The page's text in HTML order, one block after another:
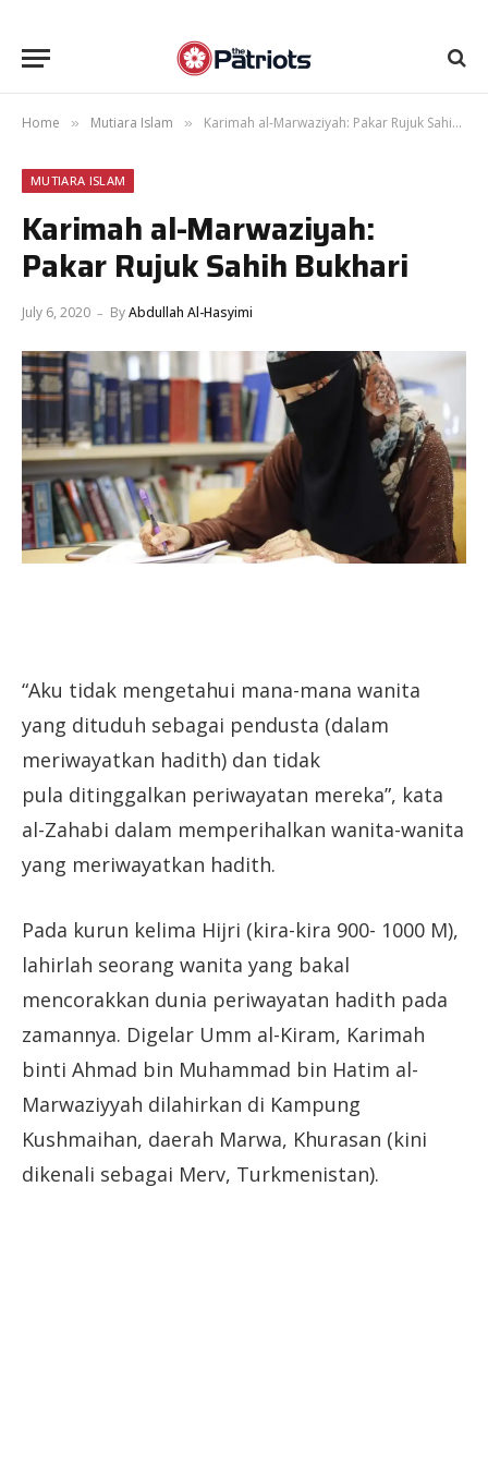
Home » Mutiara Islam » Karimah al-Marwaziyah: Pakar Rujuk Sahih Bukhari
MUTIARA ISLAM
Karimah al-Marwaziyah:
Pakar Rujuk Sahih Bukhari
July 6, 2020 ByAbdullah Al-Hasyimi
“Aku tidak mengetahui mana-mana wanita
yang dituduh sebagai pendusta (dalam
meriwayatkan hadith) dan tidak
pula ditinggalkan periwayatan mereka”, kata
al-Zahabi dalam memperihalkan wanita-wanita
yang meriwayatkan hadith.
Pada kurun kelima Hijri (kira-kira 900- 1000 M),
lahirlah seorang wanita yang bakal
mencorakkan dunia periwayatan hadith pada
zamannya. Digelar Umm al-Kiram, Karimah
binti Ahmad bin Muhammad bin Hatim al-
Marwaziyyah dilahirkan di Kampung
Kushmaihan, daerah Marwa, Khurasan (kini
dikenali sebagai Merv, Turkmenistan).